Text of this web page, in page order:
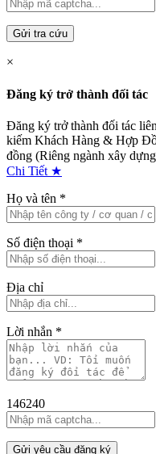
Gửi tra cứu
×
Đăng ký trở thành đối tác
Đăng ký trở thành đối tác
kiếm Khách Hàng & Hợp
đồng (Riêng ngành xây
Chi Tiết ★
Họ và tên *
Số điện thoại *
Địa chỉ
Lời nhắn *
146240
Gửi yêu cầu đăng ký